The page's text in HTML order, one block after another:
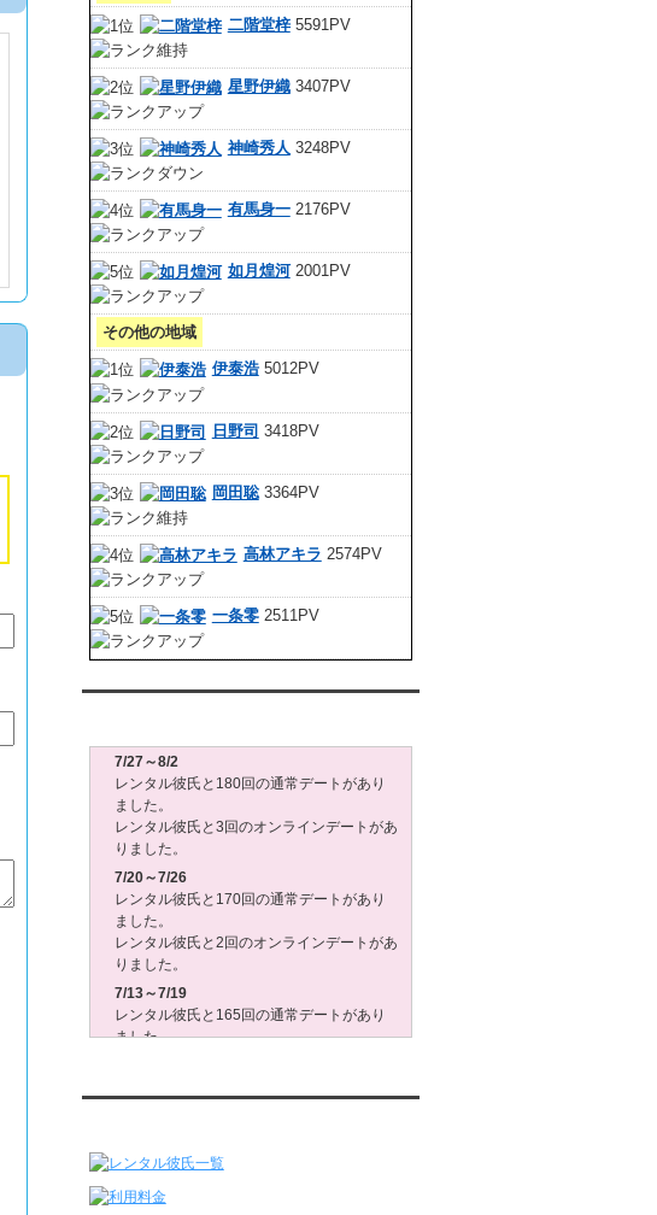
二階堂梓5591PV
星野伊織3407PV
神崎秀人 3248PV
有馬身一2176PV
如月煌河2001PV
その他の地域
伊泰浩5012PV
日野司 3418PV
岡田聡3364PV
高林アキラ 2574PV
一条零2511PV
7/27～8/2
レンタル彼氏と180回の通常デートがあり
ました。
レンタル彼氏と3回のオンラインデートがあ
りました。
7/20～7/26
レンタル彼氏と170回の通常デートがあり
ました。
レンタル彼氏と2回のオンラインデートがあ
りました。
7/13～7/19
レンタル彼氏と165回の通常デートがあり
ました。
ました。
レンタル彼氏と2回のオンラインデートがあ
りました。